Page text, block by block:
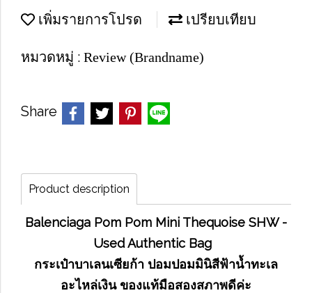
เพิ่มรายการโปรด เปรียบเทียบ
หมวดหมู่ : Review (Brandname)
Share
Product description
Balenciaga Pom Pom Mini Thequoise SHW -
Used Authentic Bag
กระเป๋าบาเลนเซียก้า ปอมปอมมินิสีฟ้าน้ำทะเล
อะไหล่เงิน ของแท้มือสองสภาพดีค่ะ